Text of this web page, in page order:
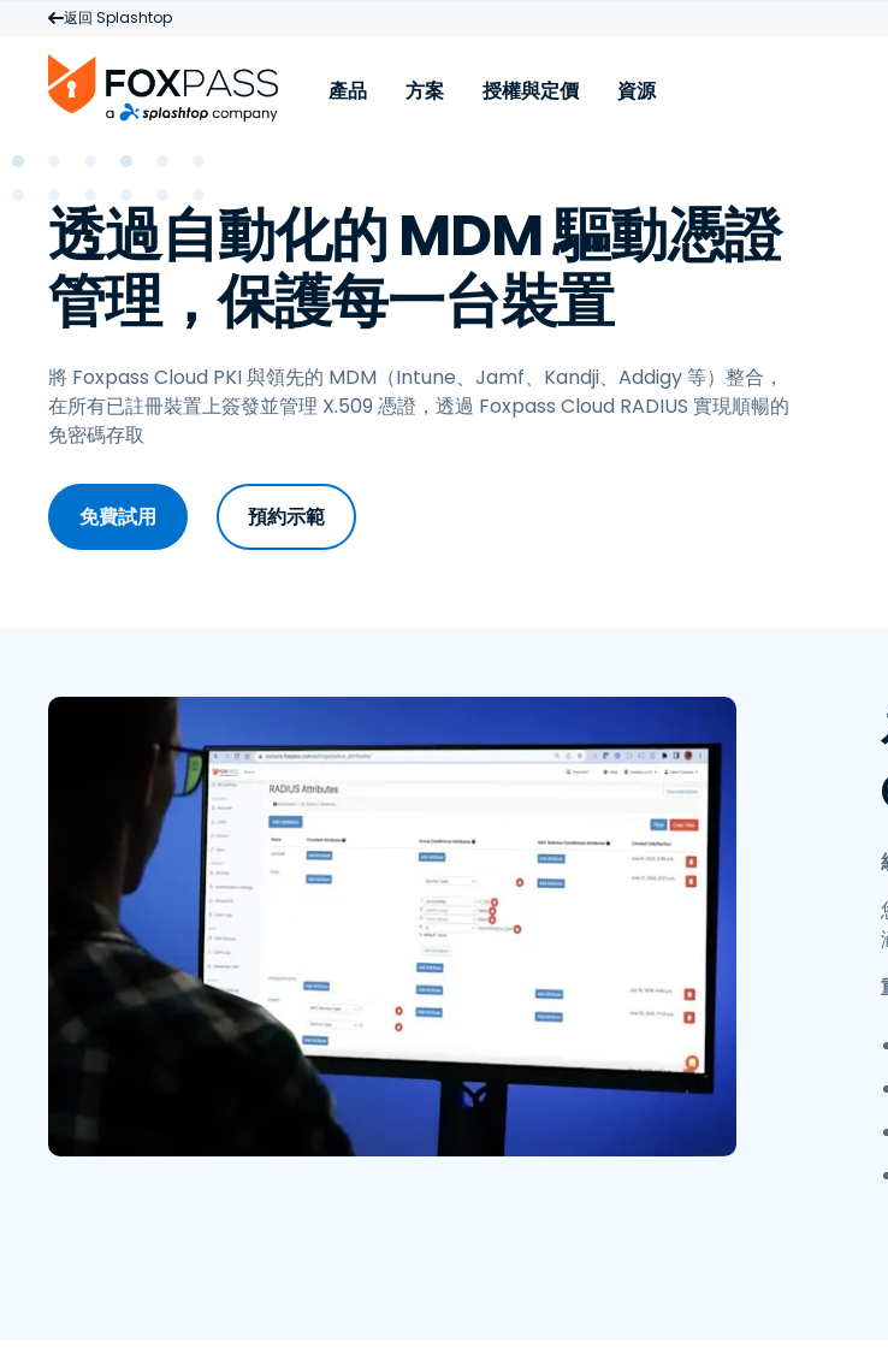
返回 Splashtop
產品
Cloud RADIUS
雲端 PKI
Cloud LDAP
身份提供者整合 (Entra、
Google 等)
RADIUS over TLS
Foxpass API
方案
Wi‑Fi 和 VPN 驗證
Microsoft NPS 遷移
無密碼網路驗證
LDAP 橋接器
從 AD 遷移至 Cloud Identity
電
授權與定價 資源
部落格
案例分享
宣傳冊
透過自動化的 MDM 驅動憑證
管理，保護每一台裝置
將 Foxpass Cloud PKI 與領先的 MDM（Intune、Jamf、Kandji、Addigy 等）整合，
在所有已註冊裝置上簽發並管理 X.509 憑證，透過 Foxpass Cloud RADIUS 實現順暢的
免密碼存取
免費試用 預約示範